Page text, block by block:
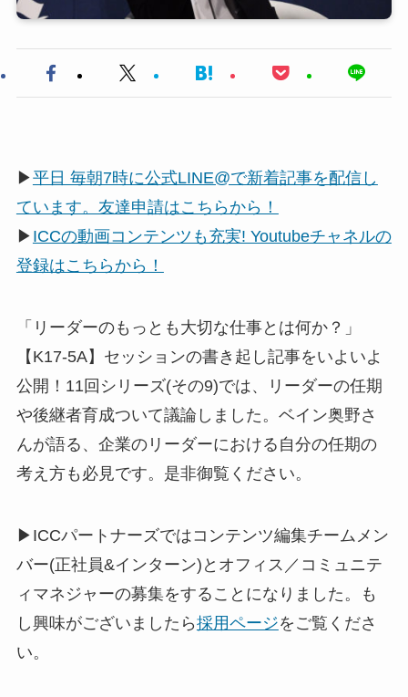
▶平日 毎朝7時に公式LINE@で新着記事を配信し
ています。友達申請はこちらから！
▶ ICCの動画コンテンツも充実! Youtubeチャネルの
登録はこちらから！
「リーダーのもっとも大切な仕事とは何か？」
【K17-5A】セッションの書き起し記事をいよいよ
公開！11回シリーズ(その9)では、リーダーの任期
や後継者育成ついて議論しました。ベイン奥野さ
んが語る、企業のリーダーにおける自分の任期の
考え方も必見です。是非御覧ください。
▶ICCパートナーズではコンテンツ編集チームメン
バー(正社員&インターン)とオフィス／コミュニテ
ィマネジャーの募集をすることになりました。も
し興味がございましたら採用ページをご覧くださ
い。